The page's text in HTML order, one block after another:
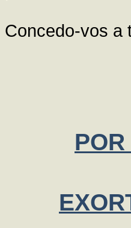
Concedo-vos a